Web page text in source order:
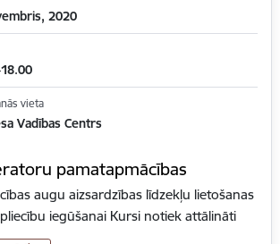
2020
vieta
Vadības Centrs
pamatapmācības
augu aizsardzības līdzekļu lietošanas
iegūšanai Kursi notiek attālināti